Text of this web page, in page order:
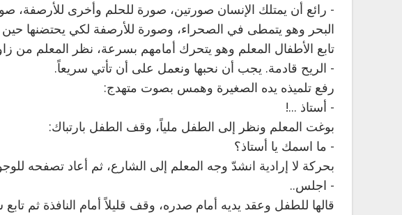
- رائع أن يمتلك الإنسان صورتين، صورة للحلم وأخرى للأرصفة،
البحر وهو يتمطى في الصحراء، وصورة للأرصفة لكي يحتضنها حين
تابع الأطفال المعلم وهو يتحرك أمامهم بسرعة، نظر المعلم من
- الريح قادمة. يجب أن نحبها ونعمل على أن تأتي سريعاً.
رفع تلميذه يده الصغيرة وهمس بصوت متهدج:
- أستاذ ...!
بوغت المعلم ونظر إلى الطفل ملياً، وقف الطفل بارتباك:
- ما اسمك يا أستاذ؟
بحركة لا إرادية انشدّ وجه المعلم إلى الشارع، ثم أعاد تصفحه
- اجلس..
قالها للطفل وعقد يديه أمام صدره، وقف قليلاً أمام النافذة ثم